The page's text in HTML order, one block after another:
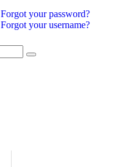
Forgot your password?
Forgot your username?